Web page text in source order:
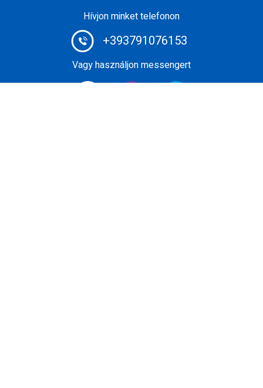
Hívjon minket telefonon
+393791076153
Vagy használjon messengert